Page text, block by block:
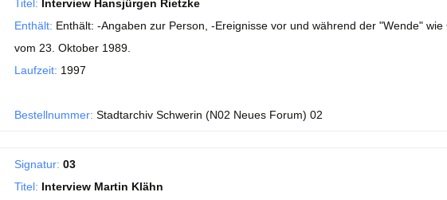
Titel: Interview Hansjürgen Rietzke
Enthält: Enthält: -Angaben zur Person, -Ereignisse vor und während der "Wende"
vom 23. Oktober 1989.
Laufzeit: 1997
Bestellnummer: Stadtarchiv Schwerin (N02 Neues Forum) 02
Signatur: 03
Titel: Interview Martin Klähn